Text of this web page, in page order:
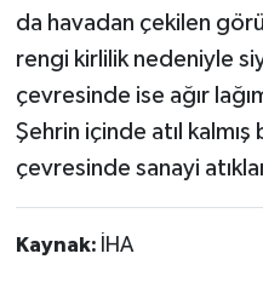
da havadan çekilen
rengi kirlilik nedeniyle
çevresinde ise ağır
Şehrin içinde atıl
çevresinde sanayi
Kaynak: İHA